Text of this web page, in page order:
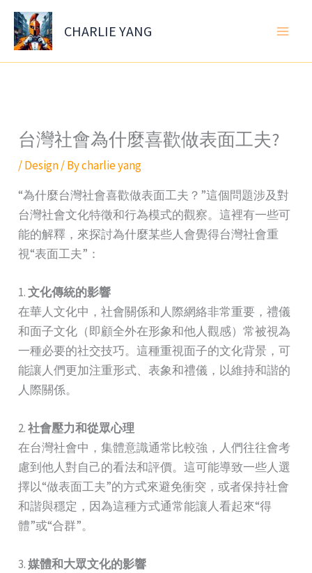
Skip
content
CHARLIE YANG
台灣社會為什麼喜歡做表面工夫?
/Design/ Bycharlie yang
“為什麼台灣社會喜歡做表面工夫？”這個問題涉及對
台灣社會文化特徵和行為模式的觀察。這裡有一些可
能的解釋，來探討為什麼某些人會覺得台灣社會重
視“表面工夫”：
1.文化傳統的影響
在華人文化中，社會關係和人際網絡非常重要，禮儀
和面子文化（即顧全外在形象和他人觀感）常被視為
一種必要的社交技巧。這種重視面子的文化背景，可
能讓人們更加注重形式、表象和禮儀，以維持和諧的
人際關係。
2.社會壓力和從眾心理
在台灣社會中，集體意識通常比較強，人們往往會考
慮到他人對自己的看法和評價。這可能導致一些人選
擇以“做表面工夫”的方式來避免衝突，或者保持社會
和諧與穩定，因為這種方式通常能讓人看起來“得
體”或“合群”。
3.媒體和大眾文化的影響